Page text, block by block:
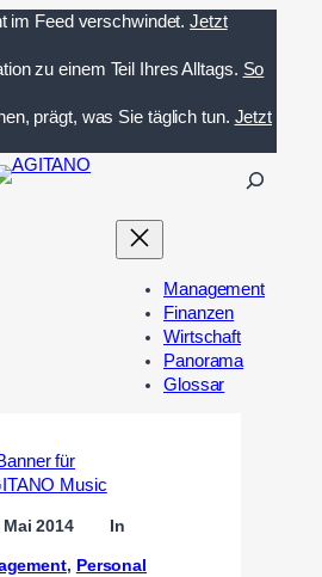
im Feed verschwindet. Jetzt
zu einem Teil Ihres Alltags. So
prägt, was Sie täglich tun. Jetzt
n
Management
Finanzen
Wirtschaft
Panorama
Glossar
Mai 2014 In
, Personal